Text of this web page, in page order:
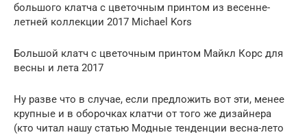
большого клатча с цветочным принтом из весенне-
летней коллекции 2017 Michael Kors
Большой клатч с цветочным принтом Майкл Корс для
весны и лета 2017
Ну разве что в случае, если предложить вот эти, менее
крупные и в оборочках клатчи от того же дизайнера
(кто читал нашу статью Модные тенденции весна-лето